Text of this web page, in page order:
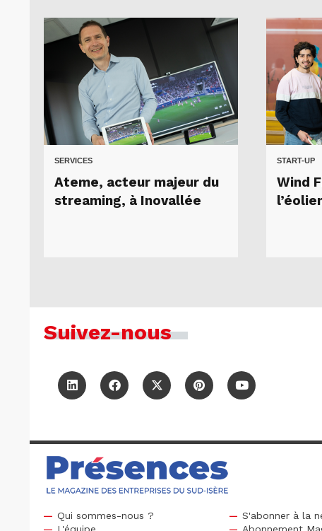
SERVICES
Ateme, acteur majeur du
streaming, à Inovallée
START-UP
Wind
Suivez-nous
Qui sommes-nous ?
S'abonner à la